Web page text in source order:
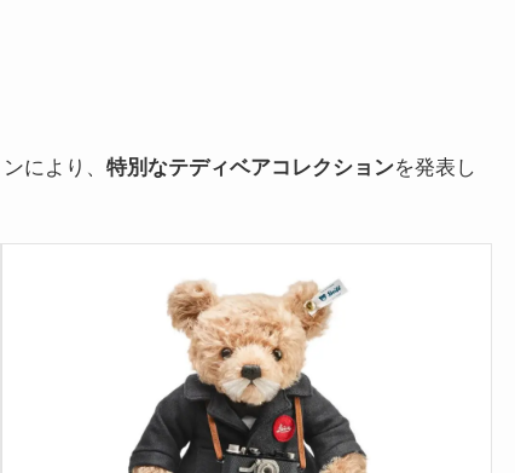
により、 特別なテディベアコレクションを発表し